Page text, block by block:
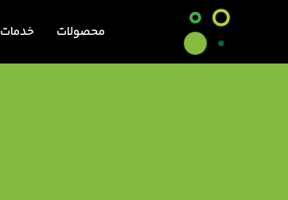
محصولات خدمات